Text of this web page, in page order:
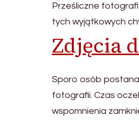
Prześliczne
tych wyjątkowych
Zdjęcia
Sporo osób
fotografii. Czas
wspomnienia